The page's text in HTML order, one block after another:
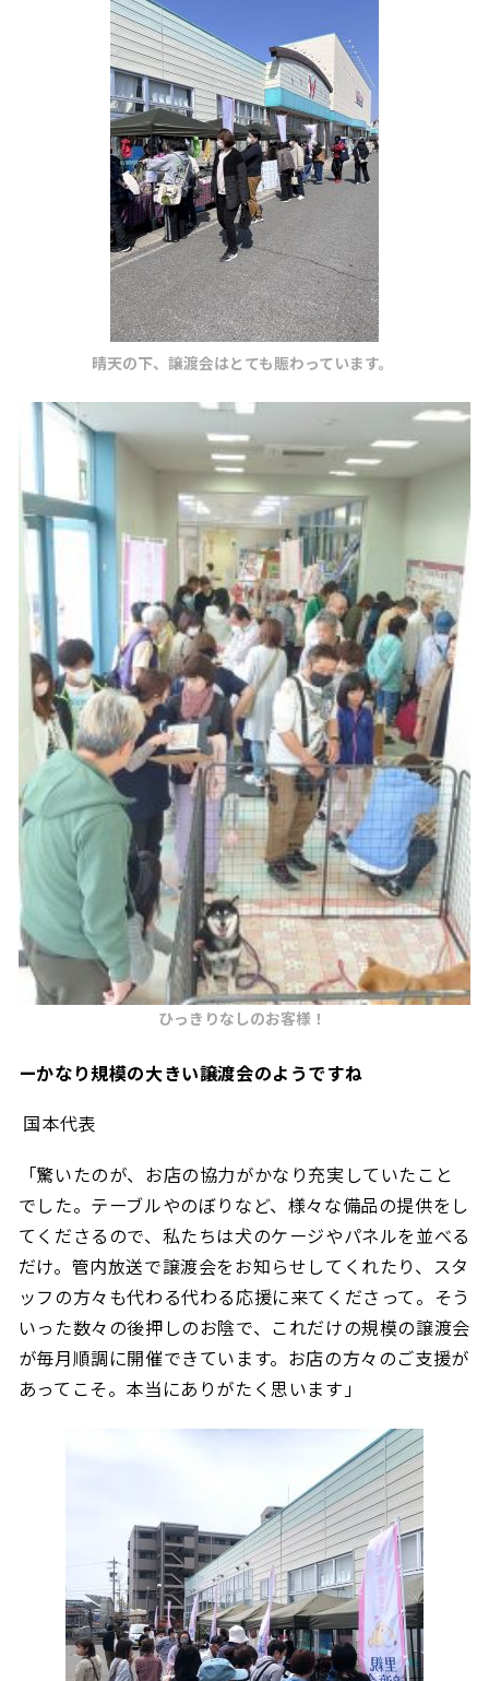
晴天の下、譲渡会はとても賑わっています。
ひっきりなしのお客様！
ーかなり規模の大きい譲渡会のようですね
国本代表
「驚いたのが、お店の協力がかなり充実していたこと
でした。テーブルやのぼりなど、様々な備品の提供をし
てくださるので、私たちは犬のケージやパネルを並べる
だけ。管内放送で譲渡会をお知らせしてくれたり、スタ
ッフの方々も代わる代わる応援に来てくださって。そう
いった数々の後押しのお陰で、これだけの規模の譲渡会
が毎月順調に開催できています。お店の方々のご支援が
あってこそ。本当にありがたく思います」